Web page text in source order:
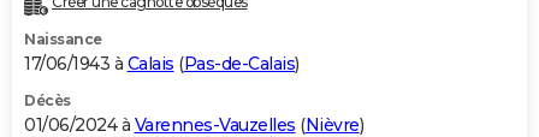
Naissance
17/06/1943 à Calais (Pas-de-Calais)
Décès
01/06/2024 à Varennes-Vauzelles (Nièvre)